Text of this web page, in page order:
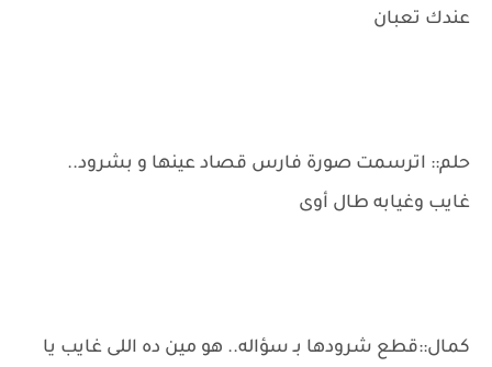
عندك تعبان
حلم:: اترسمت صورة فارس قصاد عينها و بشرود..
غايب وغيابه طال أوى
كمال::قطع شرودها بـ سؤاله.. هو مين ده اللى غايب يا